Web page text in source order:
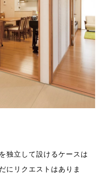
独立して設けるケースは
にリクエストはありま